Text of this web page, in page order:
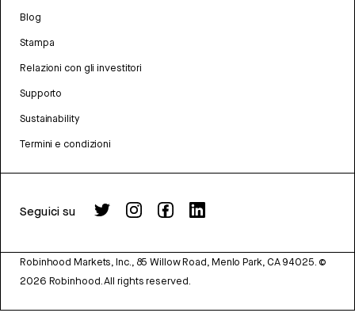
Blog
Stampa
Relazioni con gli investitori
Supporto
Sustainability
Termini e condizioni
Seguici su
Robinhood Markets, Inc., 85 Willow Road, Menlo Park, CA 94025. ©
2026 Robinhood. All rights reserved.